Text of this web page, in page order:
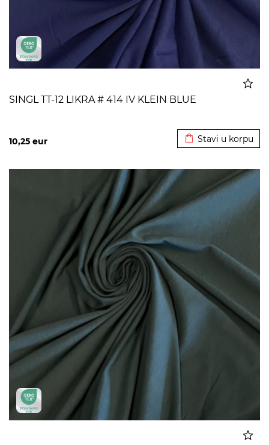
SINGL TT-12 LIKRA # 414 IV KLEIN BLUE
10,25 eur Stavi u korpu